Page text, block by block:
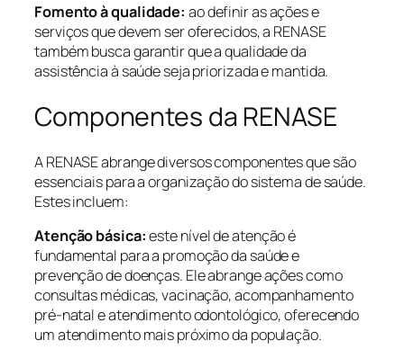
Fomento à qualidade: ao definir as ações e
serviços que devem ser oferecidos, a RENASE
também busca garantir que a qualidade da
assistência à saúde seja priorizada e mantida.
Componentes da RENASE
A RENASE abrange diversos componentes que são
essenciais para a organização do sistema de saúde.
Estes incluem:
Atenção básica:este nível de atenção é
fundamental para a promoção da saúde e
prevenção de doenças. Ele abrange ações como
consultas médicas, vacinação, acompanhamento
pré-natal e atendimento odontológico, oferecendo
um atendimento mais próximo da população.